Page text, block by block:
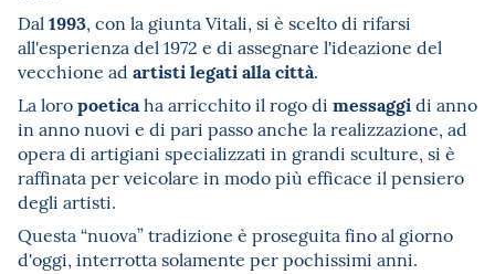
Dal 1993, con la giunta Vitali, si è scelto di rifarsi
all'esperienza del 1972 e di assegnare l'ideazione del
vecchione ad artisti legati alla città.
La loropoeticaha arricchito il rogo di messaggidi anno
in anno nuovi e di pari passo anche la realizzazione, ad
opera di artigiani specializzati in grandi sculture, si è
raffinata per veicolare in modo più efficace il pensiero
degli artisti.
Questa “nuova” tradizione è proseguita fino al giorno
d'oggi, interrotta solamente per pochissimi anni.